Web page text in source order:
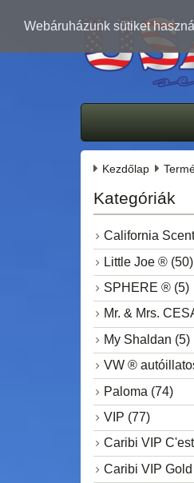
Webáruházunk sütiket
Kezdőlap
Kategóriák
California
Little Joe ® (50)
SPHERE ® (5)
Mr. & Mrs.
My Shaldan (5)
VW ®
Paloma (74)
VIP (77)
Caribi VIP
Caribi VIP